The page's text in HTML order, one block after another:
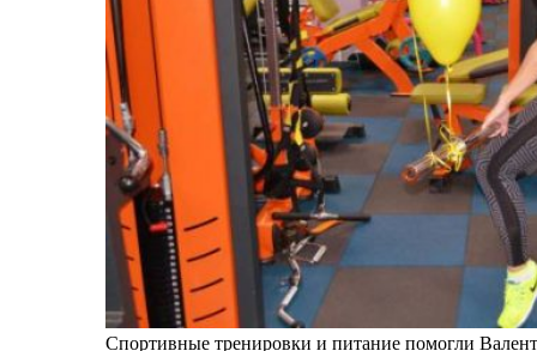
Спортивные тренировки и питание помогли